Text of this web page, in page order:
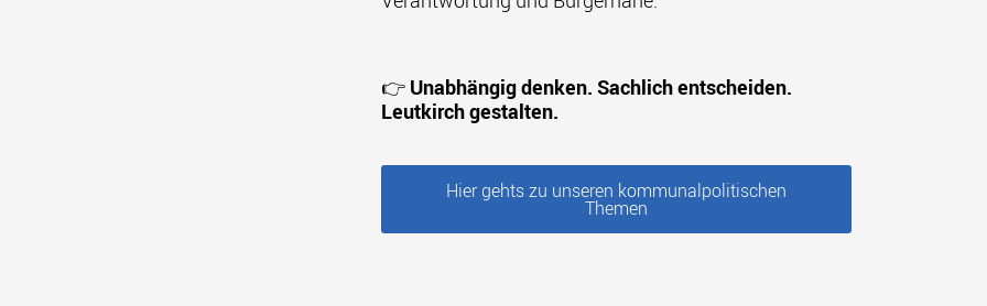
👉 Unabhängig denken. Sachlich entscheiden.
Leutkirch gestalten.
Hier gehts zu unseren kommunalpolitischen
Themen